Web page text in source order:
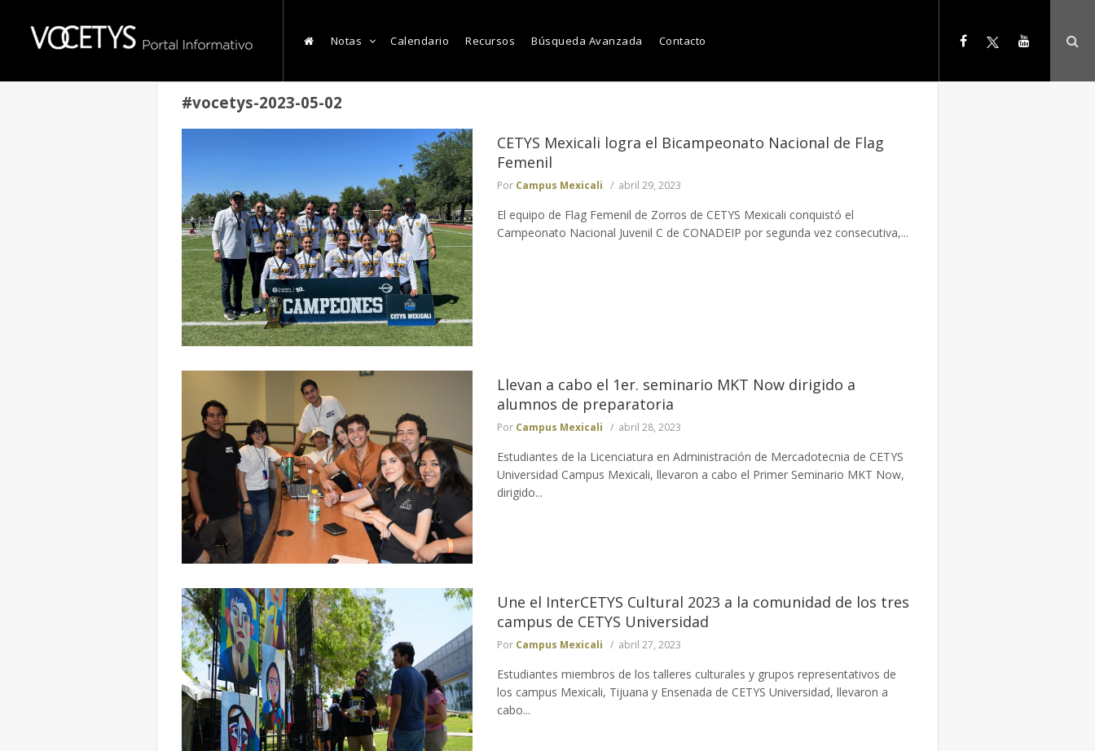
Notas Calendario Recursos Búsqueda Avanzada Contacto
#vocetys-2023-05-02
CETYS Mexicali logra el Bicampeonato Nacional de Flag
Femenil
Por Campus Mexicali abril 29, 2023
El equipo de Flag Femenil de Zorros de CETYS Mexicali conquistó el
Campeonato Nacional Juvenil C de CONADEIP por segunda vez consecutiva,...
Llevan a cabo el 1er. seminario MKT Now dirigido a
alumnos de preparatoria
Por Campus Mexicali abril 28, 2023
Estudiantes de la Licenciatura en Administración de Mercadotecnia de CETYS
Universidad Campus Mexicali, llevaron a cabo el Primer Seminario MKT Now,
dirigido...
Une el InterCETYS Cultural 2023 a la comunidad de los tres
campus de CETYS Universidad
Por Campus Mexicali abril 27, 2023
Estudiantes miembros de los talleres culturales y grupos representativos de
los campus Mexicali, Tijuana y Ensenada de CETYS Universidad, llevaron a
cabo...